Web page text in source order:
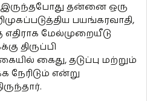
இருந்தபோது தன்னை ஒரு
பயங்கரவாதி,
எதிராக மேல்முறையீடு
திருப்பி
கைது, தடுப்பு மற்றும்
நேரிடும் என்று